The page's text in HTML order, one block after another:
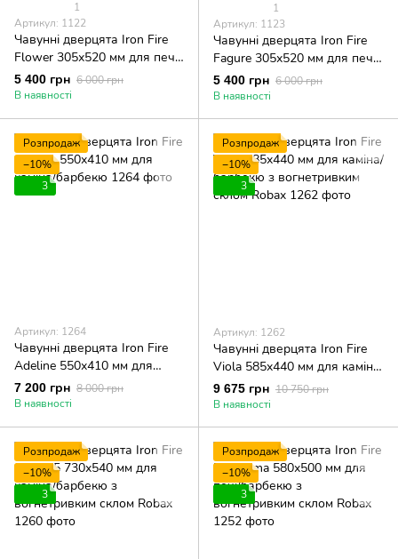
1
Артикул: 1122
Чавунні дверцята Iron Fire
Flower 305х520 мм для печі/
барбекю з вогнетривким
склом Robax
5 400 грн 6 000 грн
В наявності
1
Артикул: 1123
Чавунні дверцята Iron Fire
Fagure 305х520 мм для печі/
барбекю з вогнетривким
склом Robax
5 400 грн 6 000 грн
В наявності
Розпродаж
−10%
3
Артикул: 1264
Чавунні дверцята Iron Fire
Adeline 550х410 мм для
каміна/барбекю
7 200 грн 8 000 грн
В наявності
Розпродаж
−10%
3
Артикул: 1262
Чавунні дверцята Iron Fire
Viola 585х440 мм для каміна/
барбекю з вогнетривким
склом Robax
9 675 грн 10 750 грн
В наявності
Розпродаж
−10%
3
Розпродаж
−10%
3